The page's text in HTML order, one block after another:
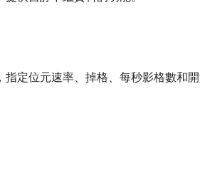
指定位元速率、掉格、每秒影格數和開